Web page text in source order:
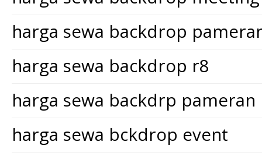
harga sewa backdrop
harga sewa backdrop r8
harga sewa backdrp pameran
harga sewa bckdrop event